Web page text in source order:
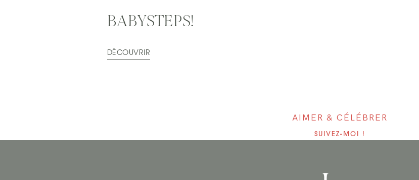
BABYSTEPS!
DÉCOUVRIR
AIMER & CÉLÉBRER
SUIVEZ-MOI !